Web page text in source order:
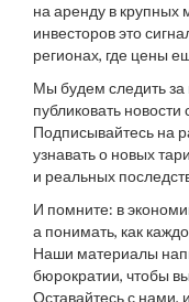
на аренду в крупных
инвесторов это
регионах, где цены
Мы будем следить
публиковать
Подписывайтесь на
узнавать о новых
и реальных
И помните: в
а понимать, как
Наши материалы
бюрократии, чтобы
Оставайтесь с нами,